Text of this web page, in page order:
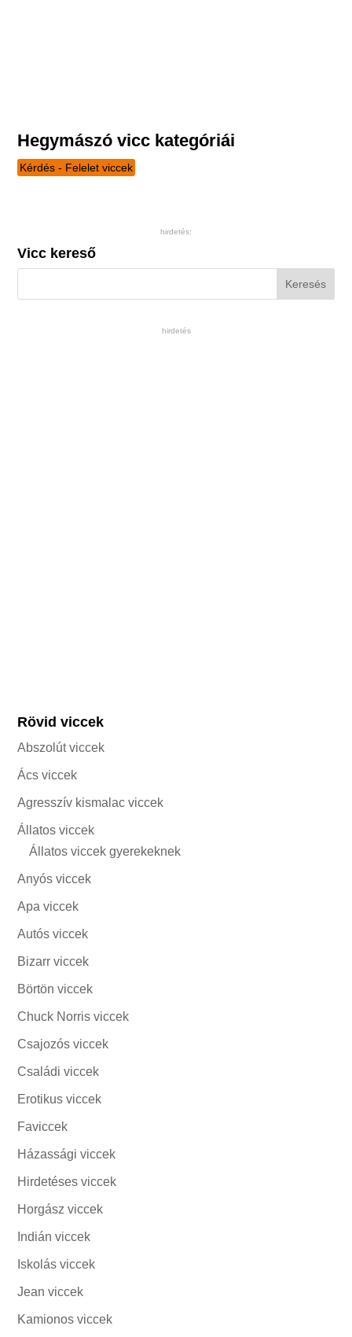
Hegymászó vicc kategóriái
Kérdés - Felelet viccek
hirdetés:
Vicc kereső
hirdetés
Rövid viccek
Abszolút viccek
Ács viccek
Agresszív kismalac viccek
Állatos viccek
Állatos viccek gyerekeknek
Anyós viccek
Apa viccek
Autós viccek
Bizarr viccek
Börtön viccek
Chuck Norris viccek
Csajozós viccek
Családi viccek
Erotikus viccek
Faviccek
Házassági viccek
Hirdetéses viccek
Horgász viccek
Indián viccek
Iskolás viccek
Jean viccek
Kamionos viccek